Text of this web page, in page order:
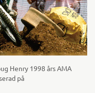
Henry 1998 års AMA
på